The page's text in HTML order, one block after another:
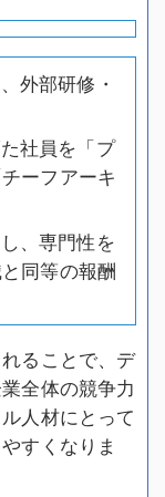
外部研修・
社員を「プ
ーフアーキ
、専門性を
同等の報酬
ることで、デ
全体の競争力
人材にとって
すくなりま